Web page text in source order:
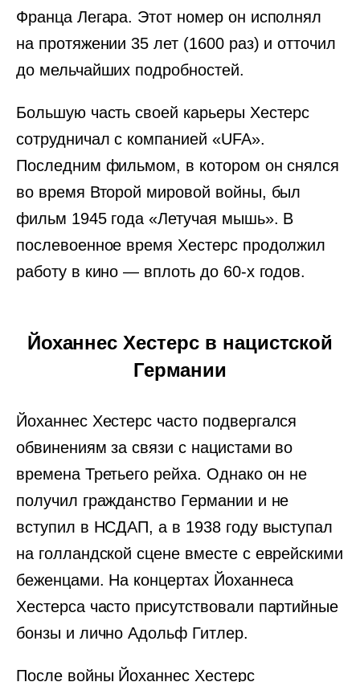
Франца Легара. Этот номер он исполнял
на протяжении 35 лет (1600 раз) и отточил
до мельчайших подробностей.
Большую часть своей карьеры Хестерс
сотрудничал с компанией «UFA».
Последним фильмом, в котором он снялся
во время Второй мировой войны, был
фильм 1945 года «Летучая мышь». В
послевоенное время Хестерс продолжил
работу в кино — вплоть до 60-х годов.
Йоханнес Хестерс в нацистской
Германии
Йоханнес Хестерс часто подвергался
обвинениям за связи с нацистами во
времена Третьего рейха. Однако он не
получил гражданство Германии и не
вступил в НСДАП, a в 1938 году выступал
на голландской сцене вместе с еврейскими
беженцами. На концертах Йоханнеса
Хестерса часто присутствовали партийные
бонзы и лично Адольф Гитлер.
После войны Йоханнес Хестерс